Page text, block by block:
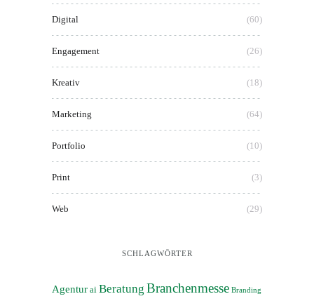
Digital (60)
Engagement (26)
Kreativ (18)
Marketing (64)
Portfolio (10)
Print (3)
Web (29)
SCHLAGWÖRTER
Agentur ai Beratung Branchenmesse Branding